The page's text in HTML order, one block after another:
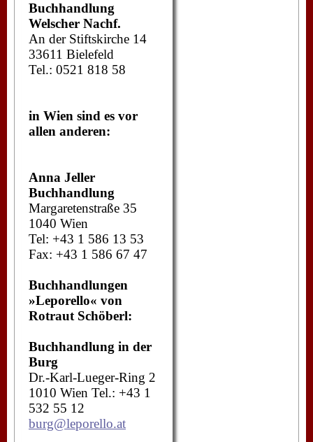
Buchhandlung
Welscher Nachf.
An der Stiftskirche 14
33611 Bielefeld
Tel.: 0521 818 58
in Wien sind es vor
allen anderen:
Anna Jeller
Buchhandlung
Margaretenstraße 35
1040 Wien
Tel: +43 1 586 13 53
Fax: +43 1 586 67 47
Buchhandlungen
»Leporello« von
Rotraut Schöberl:
Buchhandlung in der
Burg
Dr.-Karl-Lueger-Ring 2
1010 Wien Tel.: +43 1
532 55 12
burg@leporello.at